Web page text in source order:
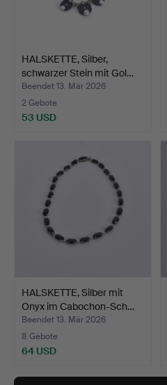
HALSKETTE, Silber,
schwarzer Stein mit Gol…
Beendet 13. Mär 2026
2 Gebote
53 USD
HALSKETTE, Silber mit
Onyx im Cabochon-Sch…
Beendet 13. Mär 2026
8 Gebote
64 USD